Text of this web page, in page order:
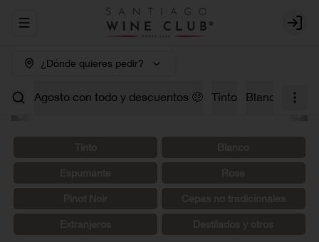
Abrir menu de navegación Login
¿Dónde quieres pedir?
Agosto con todo y descuentos 🤑 Tinto Blanco